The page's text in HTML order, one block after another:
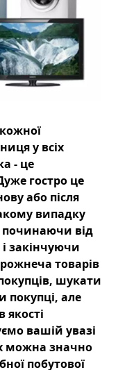
у всіх
- це
гостро це
або після
випадку
починаючи від
і закінчуючи
товарів
шукати
покупці, але
якості
вашій увазі
можна значно
побутової